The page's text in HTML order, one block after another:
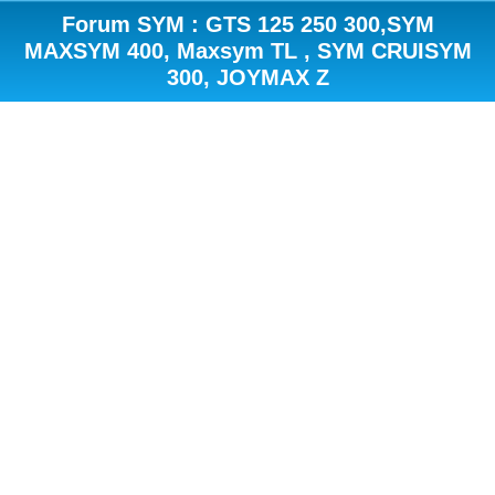
Forum SYM : GTS 125 250 300,SYM
MAXSYM 400, Maxsym TL , SYM CRUISYM
300, JOYMAX Z